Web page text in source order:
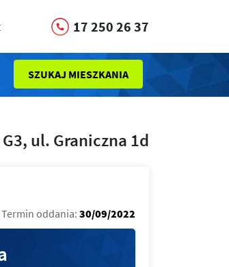
17 250 26 37
SZUKAJ MIESZKANIA
ul. Graniczna 1d
Termin oddania: 30/09/2022